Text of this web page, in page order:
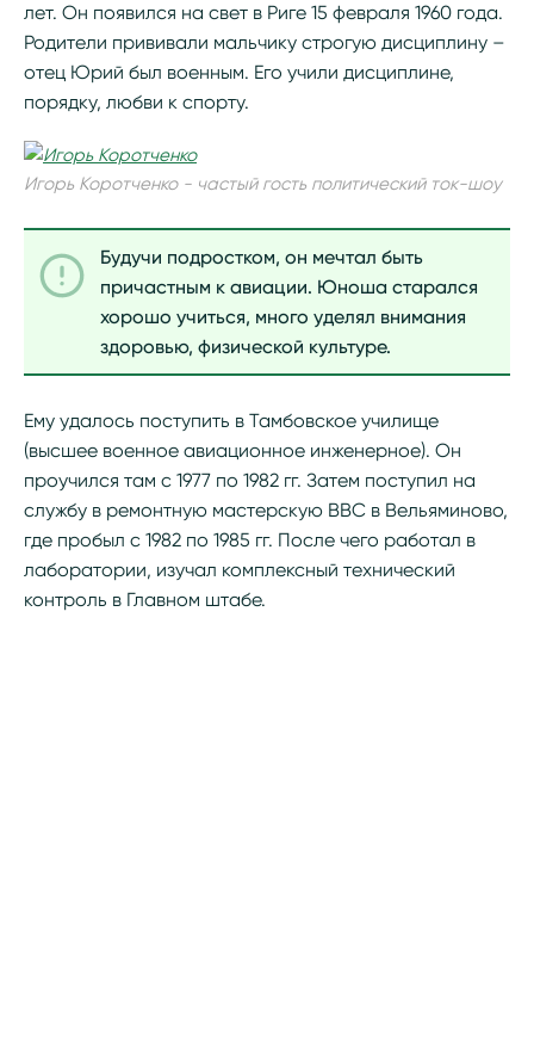
лет. Он появился на свет в Риге 15 февраля 1960 года.
Родители прививали мальчику строгую дисциплину –
отец Юрий был военным. Его учили дисциплине,
порядку, любви к спорту.
Игорь Коротченко - частый гость политический ток-шоу
Будучи подростком, он мечтал быть
причастным к авиации. Юноша старался
хорошо учиться, много уделял внимания
здоровью, физической культуре.
Ему удалось поступить в Тамбовское училище
(высшее военное авиационное инженерное). Он
проучился там с 1977 по 1982 гг. Затем поступил на
службу в ремонтную мастерскую ВВС в Вельяминово,
где пробыл с 1982 по 1985 гг. После чего работал в
лаборатории, изучал комплексный технический
контроль в Главном штабе.